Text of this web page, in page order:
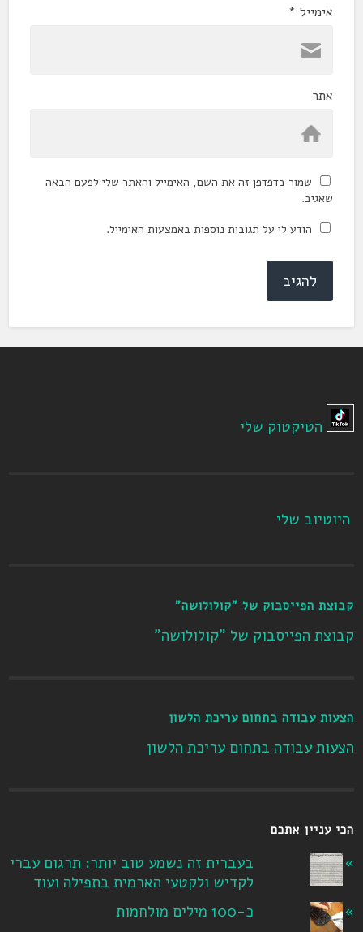
אימייל *
אתר
שמור בדפדפן זה את השם, האימייל והאתר שלי לפעם הבאה
שאגיב.
הודע לי על תגובות נוספות באמצעות האימייל.
הטיקטוק שלי
היוטיוב שלי
קבוצת הפייסבוק של "קולולושה"
קבוצת הפייסבוק של "קולולושה"
הצעות עבודה בתחום עריכת הלשון
הצעות עבודה בתחום עריכת הלשון
הכי עניין אתכם
בעברית זה נשמע טוב יותר: תרגום עברי
לקדיש ולקטעי הארמית בתפילה ועוד
כ-100 מילים מולחמות